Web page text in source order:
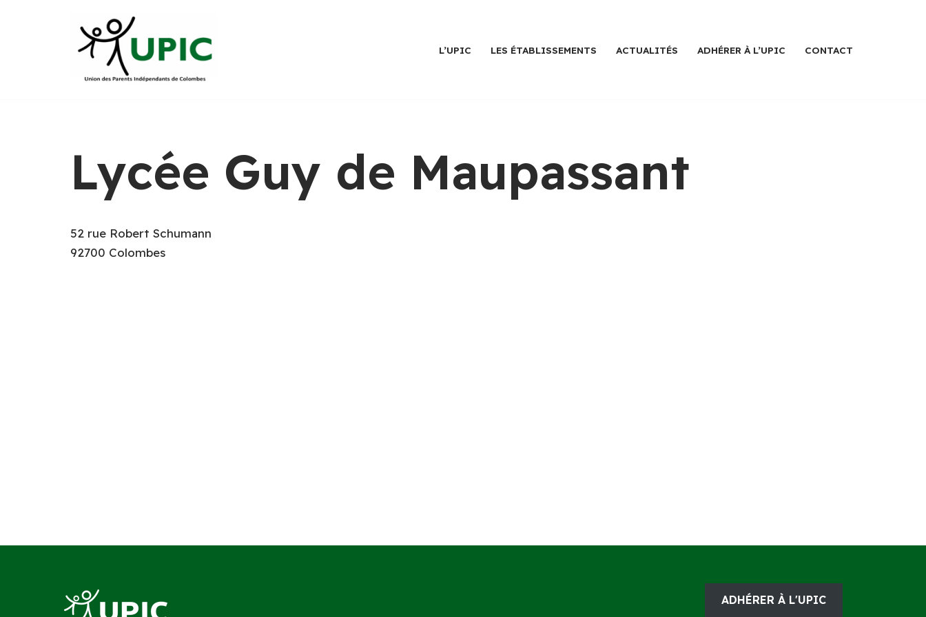
L’UPIC LES ÉTABLISSEMENTS ACTUALITÉS ADHÉRER À L’UPIC CONTACT
Lycée Guy de Maupassant
52 rue Robert Schumann
92700 Colombes
ADHÉRER À L'UPIC